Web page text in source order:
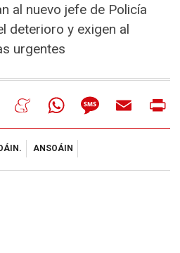
al nuevo jefe de Policía
deterioro y exigen al
urgentes
LinkedIn MeneameWhatsAppMessageEmail
ANSOÁIN